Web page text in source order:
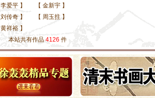
李爱平】 【 金新宇 】
刘传奇】 【 周玉拄 】
黄祥裕】
本站共有作品 4126 件